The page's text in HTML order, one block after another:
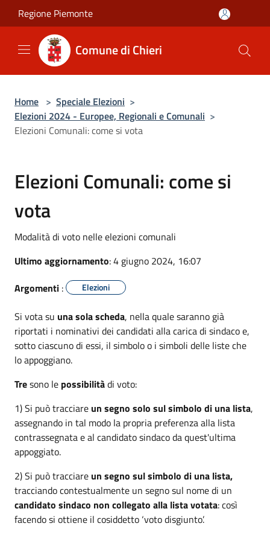
Salta al contenuto principale
Regione Piemonte
Comune di Chieri
Home > Speciale Elezioni >
Elezioni 2024 - Europee, Regionali e Comunali >
Elezioni Comunali: come si vota
Elezioni Comunali: come si
vota
Modalità di voto nelle elezioni comunali
Ultimo aggiornamento: 4 giugno 2024, 16:07
Argomenti : Elezioni
Si vota su una sola scheda, nella quale saranno già
riportati i nominativi dei candidati alla carica di sindaco e,
sotto ciascuno di essi, il simbolo o i simboli delle liste che
lo appoggiano.
Tresono le possibilitàdi voto:
1) Si può tracciare un segno solo sul simbolo di una lista,
assegnando in tal modo la propria preferenza alla lista
contrassegnata e al candidato sindaco da quest'ultima
appoggiato.
2) Si può tracciare un segno sul simbolo di una lista,
tracciando contestualmente un segno sul nome di un
candidato sindaco non collegato alla lista votata: così
facendo si ottiene il cosiddetto ‘voto disgiunto’.